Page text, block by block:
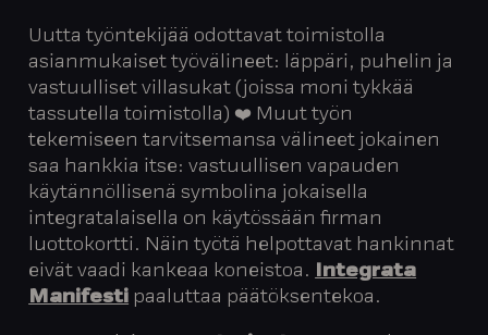
Uutta työntekijää odottavat toimistolla
asianmukaiset työvälineet: läppäri, puhelin ja
vastuulliset villasukat (joissa moni tykkää
tassutella toimistolla) ❤️ Muut työn
tekemiseen tarvitsemansa välineet jokainen
saa hankkia itse: vastuullisen vapauden
käytännöllisenä symbolina jokaisella
integratalaisella on käytössään firman
luottokortti. Näin työtä helpottavat hankinnat
eivät vaadi kankeaa koneistoa.
Integrata
Manifesti paaluttaa päätöksentekoa.